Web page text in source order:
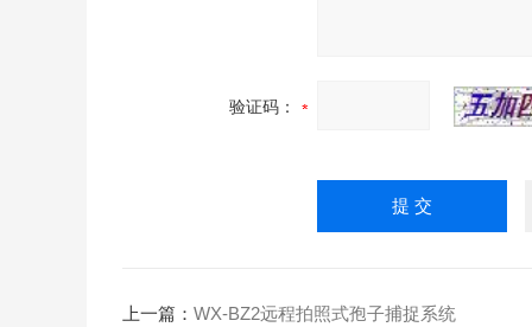
验证码：
上一篇： WX-BZ2远程拍照式孢子捕捉系统